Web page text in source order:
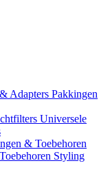
Adapters Pakkingen
Universele
& Toebehoren
Styling